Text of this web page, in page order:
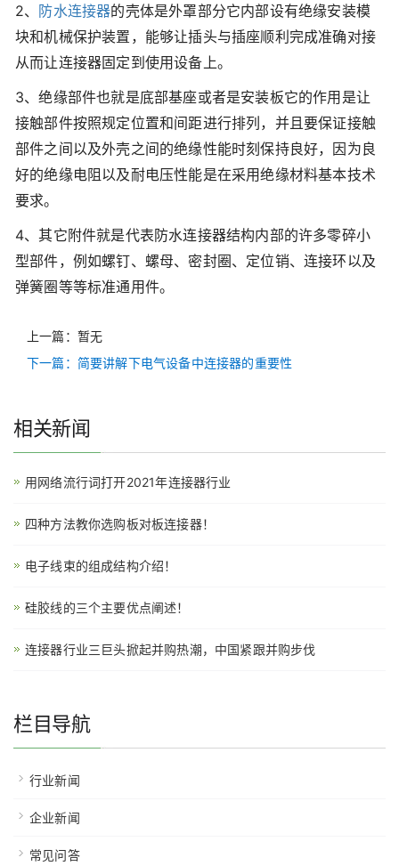
2、 防水连接器的壳体是外罩部分它内部设有绝缘安装模
块和机械保护装置，能够让插头与插座顺利完成准确对接
从而让连接器固定到使用设备上。
3、绝缘部件也就是底部基座或者是安装板它的作用是让
接触部件按照规定位置和间距进行排列，并且要保证接触
部件之间以及外壳之间的绝缘性能时刻保持良好，因为良
好的绝缘电阻以及耐电压性能是在采用绝缘材料基本技术
要求。
4、其它附件就是代表防水连接器结构内部的许多零碎小
型部件，例如螺钉、螺母、密封圈、定位销、连接环以及
弹簧圈等等标准通用件。
上一篇：暂无
下一篇：简要讲解下电气设备中连接器的重要性
相关新闻
用网络流行词打开2021年连接器行业
四种方法教你选购板对板连接器！
电子线束的组成结构介绍！
硅胶线的三个主要优点阐述！
连接器行业三巨头掀起并购热潮，中国紧跟并购步伐
栏目导航
行业新闻
企业新闻
常见问答